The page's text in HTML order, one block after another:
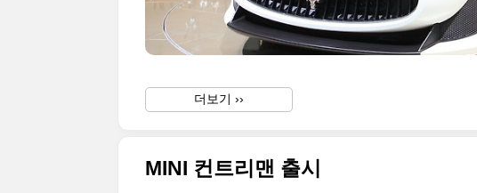
더보기 ››
MINI 컨트리맨 출시